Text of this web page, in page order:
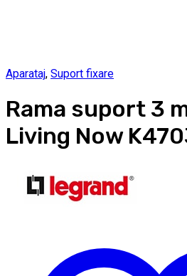
Aparataj, Suport fixare
Rama suport 3
Living Now